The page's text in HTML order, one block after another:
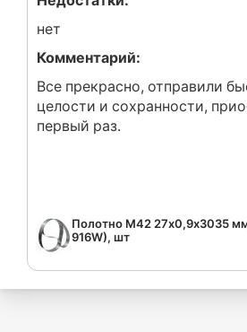
нет
Комментарий:
Все прекрасно, отправили
целости и сохранности,
первый раз.
Полотно M42 27х0,9х3035
916W), шт